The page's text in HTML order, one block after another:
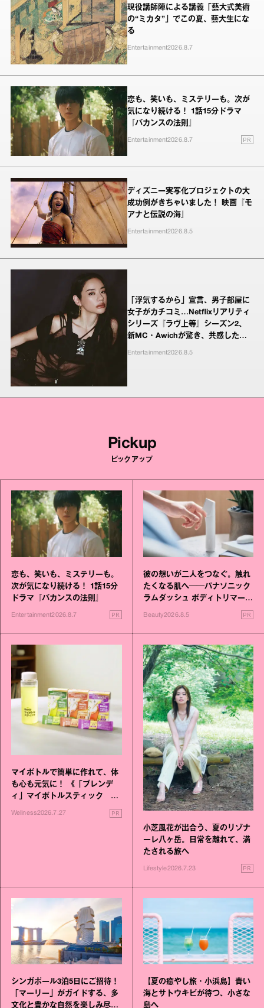
現役講師陣による講義「藝大式美術
の“ミカタ”」でこの夏、藝大生にな
る
Entertainment2026.8.7
恋も、笑いも、ミステリーも。次が
気になり続ける！ 1話15分ドラマ
『バカンスの法則』
Entertainment2026.8.7 PR
ディズニー実写化プロジェクトの大
成功例がきちゃいました！ 映画『モ
アナと伝説の海』
Entertainment2026.8.5
「浮気するから」宣言、男子部屋に
女子がカチコミ…Netflixリアリティ
シリーズ『ラヴ上等』シーズン2、
新MC・Awichが驚き、共感したヤ
Entertainment2026.8.5
Pickup
ピックアップ
恋も、笑いも、ミステリーも。
次が気になり続ける！ 1話15分
ドラマ『バカンスの法則』
Entertainment2026.8.7 PR
彼の想いが二人をつなぐ。触れ
たくなる肌へ──パナソニック
ラムダッシュ ボディトリマーが
Beauty2026.8.5 PR
マイボトルで簡単に作れて、体
も心も元気に！ 《「ブレンデ
ィ」マイボトルスティック い
いこと毎日》シリーズが誕生
Wellness2026.7.27 PR
小芝風花が出合う、夏のリゾナ
ーレ八ヶ岳。日常を離れて、満
たされる旅へ
Lifestyle2026.7.23 PR
シンガポール3泊5日にご招待！
「マーリー」がガイドする、多
文化と豊かな自然を楽しみ尽く
【夏の癒やし旅・小浜島】青い
海とサトウキビが待つ、小さな
島へ